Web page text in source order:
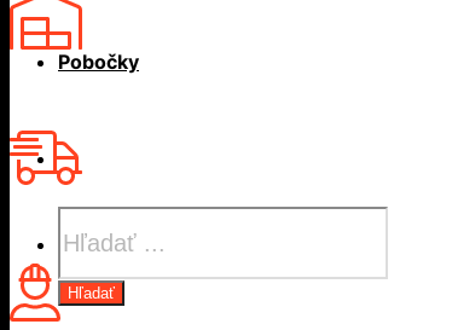
Pobočky
search
Hľadať